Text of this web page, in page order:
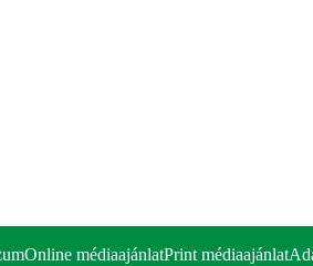
Online médiaajánlatPrint médiaajánlat